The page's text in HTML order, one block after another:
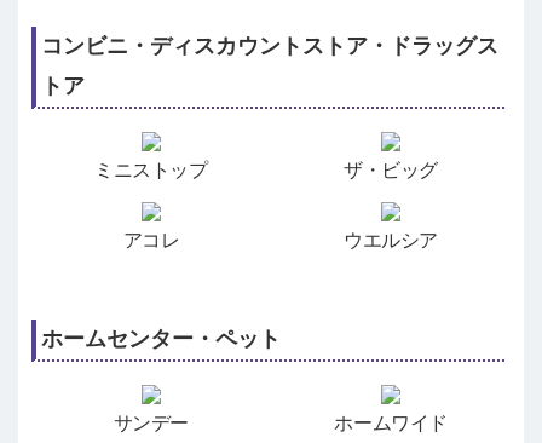
コンビニ・ディスカウントストア・ドラッグス
トア
ミニストップ ザ・ビッグ
アコレ ウエルシア
ホームセンター・ペット
サンデー ホームワイド